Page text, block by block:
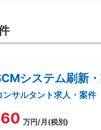
システム刷新
ンサルタント求人・案件
万円/月(税別)